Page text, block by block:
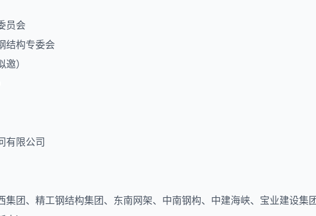
员会
结构专委会
）
有限公司
集团、精工钢结构集团、东南网架、中南钢构、中建海峡、宝业建设